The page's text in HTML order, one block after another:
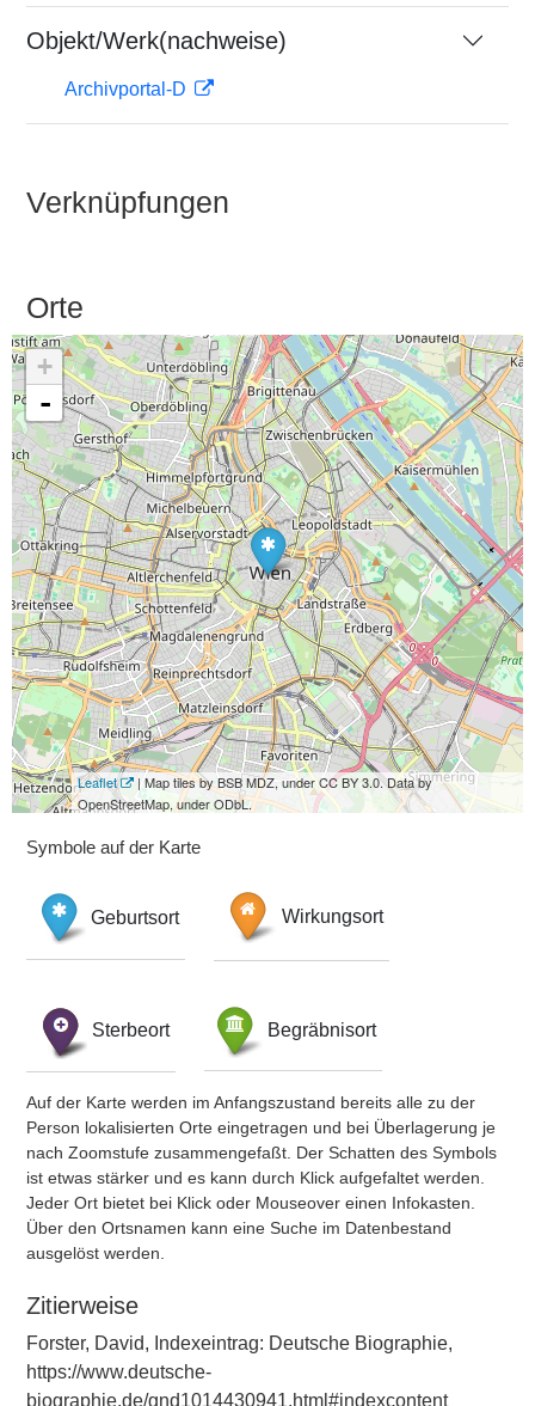
Objekt/Werk(nachweise)
Archivportal-D
Verknüpfungen
Orte
+
-
Leaflet
| Map tiles by BSB MDZ, under CC BY 3.0. Data by
OpenStreetMap, under ODbL.
Symbole auf der Karte
Geburtsort Wirkungsort
Sterbeort Begräbnisort
Auf der Karte werden im Anfangszustand bereits alle zu der
Person lokalisierten Orte eingetragen und bei Überlagerung je
nach Zoomstufe zusammengefaßt. Der Schatten des Symbols
ist etwas stärker und es kann durch Klick aufgefaltet werden.
Jeder Ort bietet bei Klick oder Mouseover einen Infokasten.
Über den Ortsnamen kann eine Suche im Datenbestand
ausgelöst werden.
Zitierweise
Forster, David, Indexeintrag: Deutsche Biographie,
https://www.deutsche-
biographie.de/gnd1014430941.html#indexcontent